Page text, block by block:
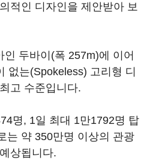
적인 디자인을 제안받아 보
두바이(폭 257m)에 이어
없는(Spokeless) 고리형 디
고 수준입니다.
명, 1일 최대 1만1792명 탑
는 약 350만명 이상의 관광
상됩니다.